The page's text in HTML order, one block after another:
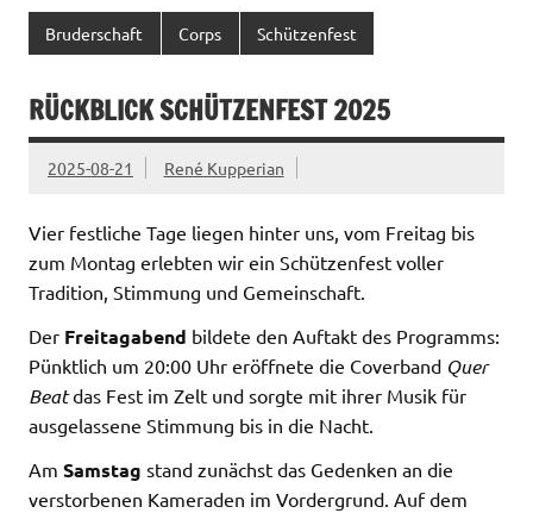
Bruderschaft Corps Schützenfest
RÜCKBLICK SCHÜTZENFEST 2025
2025-08-21 René Kupperian
Vier festliche Tage liegen hinter uns, vom Freitag bis
zum Montag erlebten wir ein Schützenfest voller
Tradition, Stimmung und Gemeinschaft.
Der Freitagabend bildete den Auftakt des Programms:
Pünktlich um 20:00 Uhr eröffnete die Coverband Quer
Beatdas Fest im Zelt und sorgte mit ihrer Musik für
ausgelassene Stimmung bis in die Nacht.
Am Samstag stand zunächst das Gedenken an die
verstorbenen Kameraden im Vordergrund. Auf dem